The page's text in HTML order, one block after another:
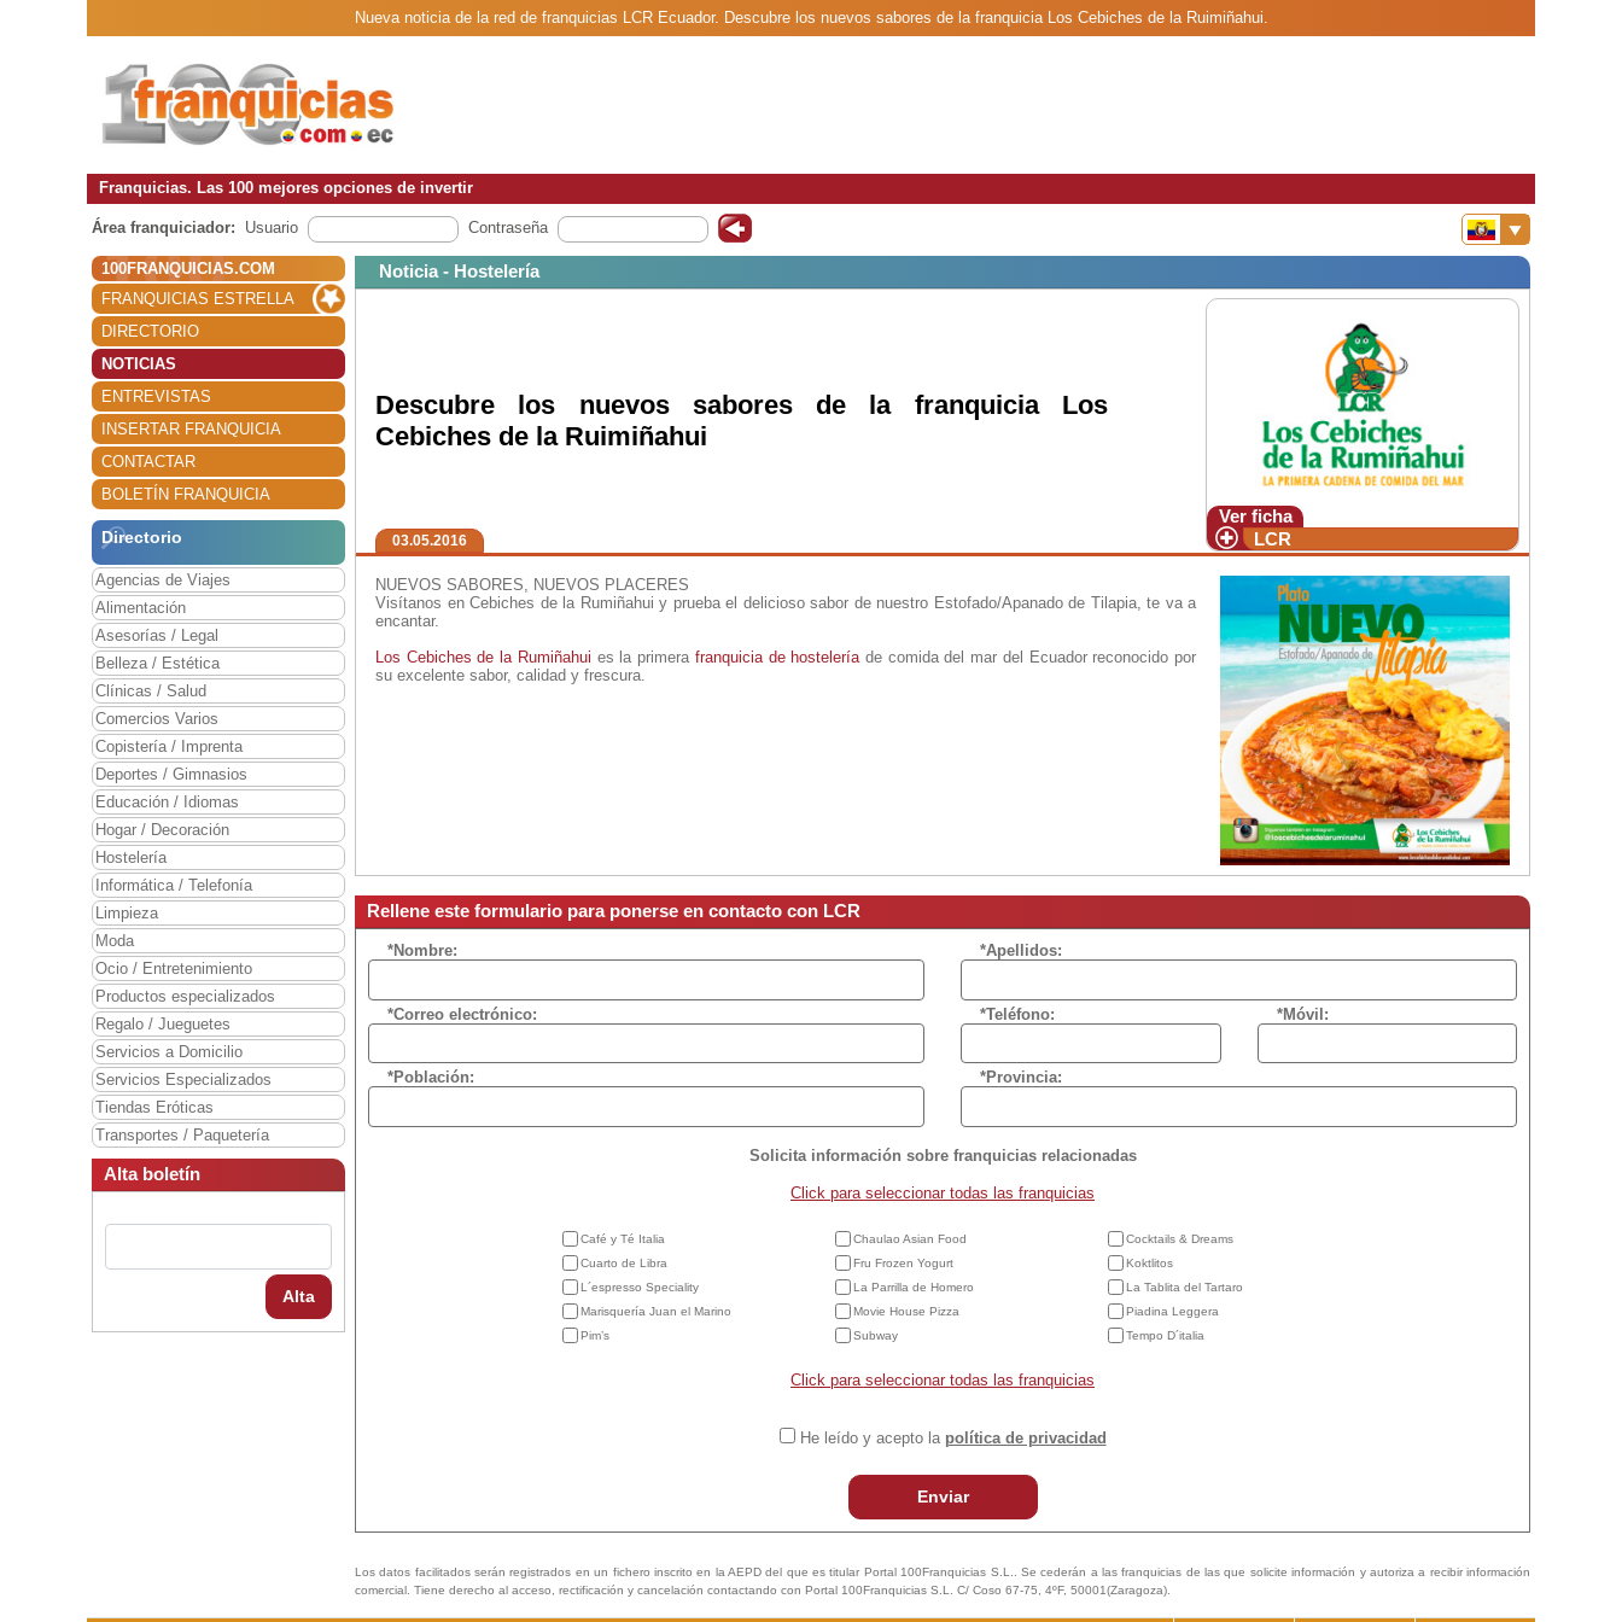
Nueva noticia de la red de franquicias LCR Ecuador. Descubre los nuevos sabores de la franquicia Los Cebiches de la Ruimiñahui.
Franquicias. Las 100 mejores opciones de invertir
Área franquiciador: Usuario Contraseña
100FRANQUICIAS.COM
FRANQUICIAS ESTRELLA
DIRECTORIO
NOTICIAS
ENTREVISTAS
INSERTAR FRANQUICIA
CONTACTAR
BOLETÍN FRANQUICIA
Directorio
Agencias de Viajes
Alimentación
Asesorías / Legal
Belleza / Estética
Clínicas / Salud
Comercios Varios
Copistería / Imprenta
Deportes / Gimnasios
Educación / Idiomas
Hogar / Decoración
Hostelería
Informática / Telefonía
Limpieza
Moda
Ocio / Entretenimiento
Productos especializados
Regalo / Jueguetes
Servicios a Domicilio
Servicios Especializados
Tiendas Eróticas
Transportes / Paquetería
Alta boletín
Alta
Noticia - Hostelería
Ver ficha
LCR
Descubre los nuevos sabores de la franquicia Los
Cebiches de la Ruimiñahui
03.05.2016
NUEVOS SABORES, NUEVOS PLACERES
Visítanos en Cebiches de la Rumiñahui y prueba el delicioso sabor de nuestro Estofado/Apanado de Tilapia, te va a
encantar.
Los Cebiches de la Rumiñahui es la primera franquicia de hosteleríade comida del mar del Ecuador reconocido por
su excelente sabor, calidad y frescura.
Rellene este formulario para ponerse en contacto con LCR
*Nombre: *Apellidos:
*Correo electrónico: *Teléfono: *Móvil:
*Población: *Provincia:
Solicita información sobre franquicias relacionadas
Click para seleccionar todas las franquicias
Café y Té Italia Chaulao Asian Food
Cocktails & Dreams
Cuarto de Libra
Fru Frozen Yogurt
Koktlitos
L´espresso Speciality
La Parrilla de Homero
La Tablita del Tartaro
Marisquería Juan el Marino
Movie House Pizza
Piadina Leggera
Pim’s
Subway Tempo D´italia
Click para seleccionar todas las franquicias
He leído y acepto la política de privacidad
Enviar
Los datos facilitados serán registrados en un fichero inscrito en la AEPD del que es titular Portal 100Franquicias S.L.. Se cederán a las franquicias de las que solicite información y autoriza a recibir información
comercial. Tiene derecho al acceso, rectificación y cancelación contactando con Portal 100Franquicias S.L. C/ Coso 67-75, 4ºF, 50001(Zaragoza).